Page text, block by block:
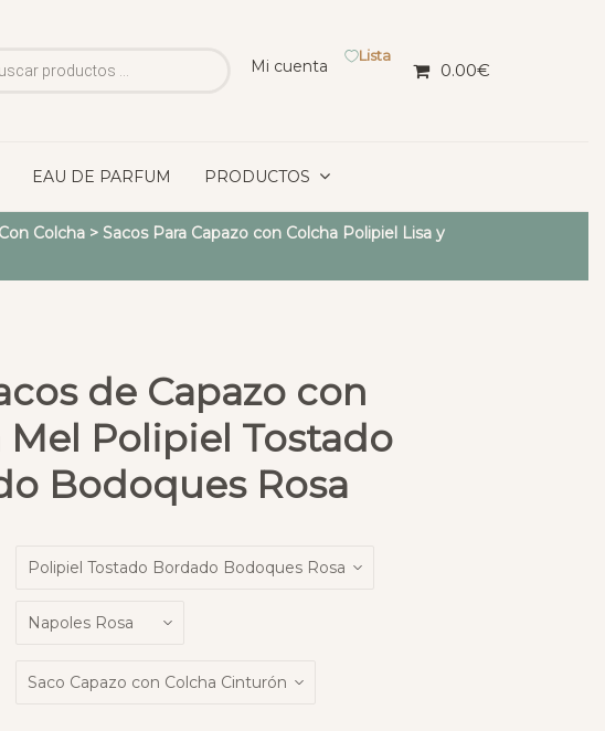
Mi cuenta
Lista
0.00€
EAU DE PARFUM PRODUCTOS
Colcha> Sacos Para Capazo con Colcha Polipiel Lisa y
de Capazo con
Mel Polipiel Tostado
Bodoques Rosa